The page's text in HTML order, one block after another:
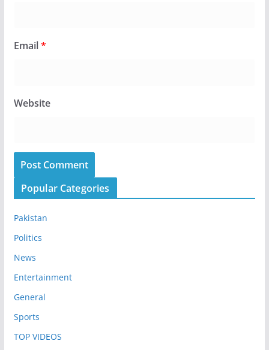
Email*
Website
Popular Categories
Pakistan
Politics
News
Entertainment
General
Sports
TOP VIDEOS